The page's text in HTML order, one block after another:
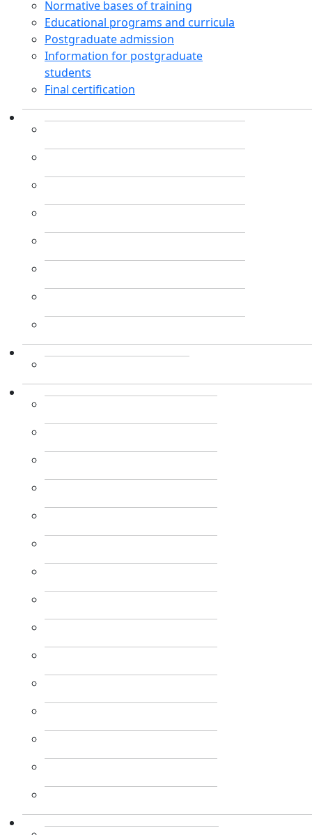
Normative bases of training
Educational programs and curricula
Postgraduate admission
Information for postgraduate
students
Final certification